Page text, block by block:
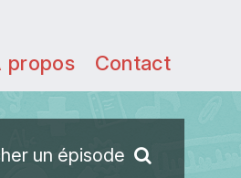
propos Contact
un épisode